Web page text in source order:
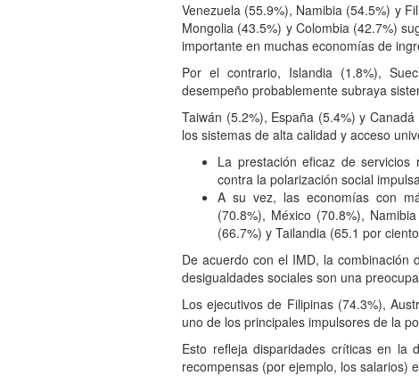
Venezuela (55.9%), Namibia (54.5%) y
Mongolia (43.5%) y Colombia (42.7%)
importante en muchas economías de
Por el contrario, Islandia (1.8%),
desempeño probablemente subraya
Taiwán (5.2%), España (5.4%) y
los sistemas de alta calidad y acceso
La prestación eficaz de
contra la polarización social
A su vez, las economías con
(70.8%), México (70.8%),
(66.7%) y Tailandia (65.1 por
De acuerdo con el IMD, la
desigualdades sociales son una
Los ejecutivos de Filipinas (74.3%),
uno de los principales impulsores de la
Esto refleja disparidades críticas en
recompensas (por ejemplo, los salarios)